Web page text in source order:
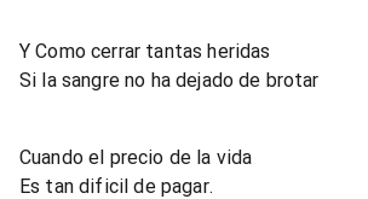
Y Como cerrar tantas heridas
Si la sangre no ha dejado de brotar
Cuando el precio de la vida
Es tan dificil de pagar.